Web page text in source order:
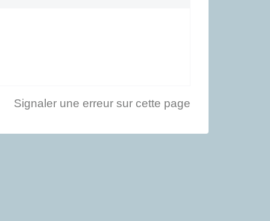
Signaler une erreur sur cette page